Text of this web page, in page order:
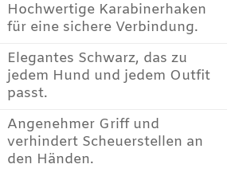
Hochwertige Karabinerhaken
für eine sichere Verbindung.
Elegantes Schwarz, das zu
jedem Hund und jedem Outfit
passt.
Angenehmer Griff und
verhindert Scheuerstellen an
den Händen.